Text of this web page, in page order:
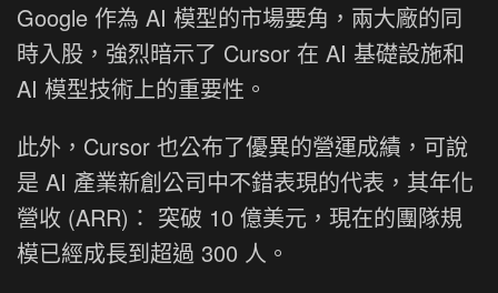
Google 作為 AI 模型的市場要角，兩大廠的同
時入股，強烈暗示了 Cursor 在 AI 基礎設施和
AI 模型技術上的重要性。
此外，Cursor 也公布了優異的營運成績，可說
是 AI 產業新創公司中不錯表現的代表，其年化
營收 (ARR)： 突破 10 億美元，現在的團隊規
模已經成長到超過 300 人。